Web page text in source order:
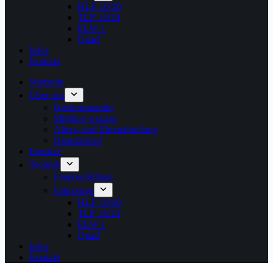
HLF 10/10
TLF 16/24
ELW 1
Quad
Infos
Kontakt
Startseite
Über uns
Ortskommando
Mitglied werden
Alters- und Ehrenabteilung
Dienstabend
Einsätze
Technik
Feuerwehrhaus
Fahrzeuge
HLF 10/10
TLF 16/24
ELW 1
Quad
Infos
Kontakt